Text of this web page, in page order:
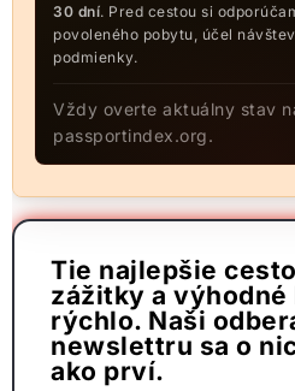
30 dní. Pred cestou si
povoleného pobytu, účel
podmienky.
Vždy overte aktuálny stav
passportindex.org.
Tie najlepšie
zážitky a
rýchlo. Naši
newslettru sa o
ako prví.